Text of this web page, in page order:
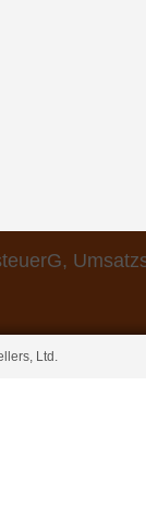
Ltd.